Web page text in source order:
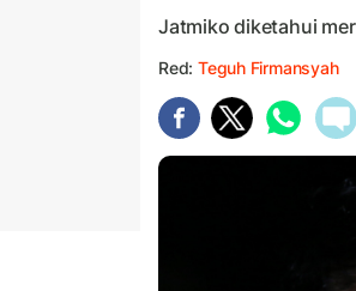
Jatmiko diketahui
Red: Teguh Firmansyah